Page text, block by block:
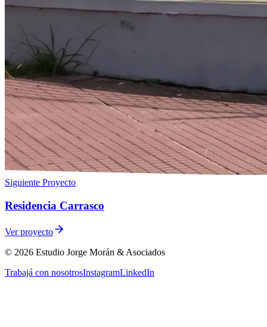
Siguiente Proyecto
Residencia Carrasco
Ver proyecto
© 2026 Estudio Jorge Morán & Asociados
Trabajá con nosotrosInstagramLinkedIn